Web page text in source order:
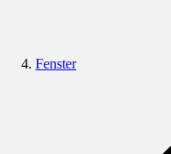
Fenster